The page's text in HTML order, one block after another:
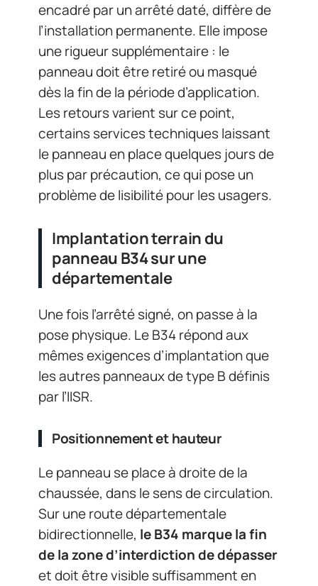
encadré par un arrêté daté, diffère de
l’installation permanente. Elle impose
une rigueur supplémentaire : le
panneau doit être retiré ou masqué
dès la fin de la période d’application.
Les retours varient sur ce point,
certains services techniques laissant
le panneau en place quelques jours de
plus par précaution, ce qui pose un
problème de lisibilité pour les usagers.
Implantation terrain du
panneau B34 sur une
départementale
Une fois l’arrêté signé, on passe à la
pose physique. Le B34 répond aux
mêmes exigences d’implantation que
les autres panneaux de type B définis
par l’IISR.
Positionnement et hauteur
Le panneau se place à droite de la
chaussée, dans le sens de circulation.
Sur une route départementale
bidirectionnelle, le B34 marque la fin
de la zone d’interdiction de dépasser
et doit être visible suffisamment en